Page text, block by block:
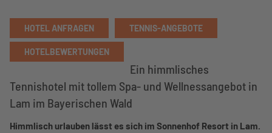
HOTEL ANFRAGEN TENNIS-ANGEBOTE
HOTELBEWERTUNGEN
Ein himmlisches
Tennishotel mit tollem Spa- und Wellnessangebot in
Lam im Bayerischen Wald
Himmlisch urlauben lässt es sich im Sonnenhof Resort in Lam.